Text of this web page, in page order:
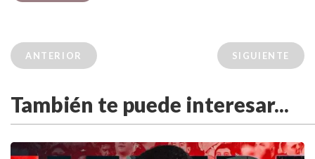
ANTERIOR SIGUIENTE
También te puede interesar...